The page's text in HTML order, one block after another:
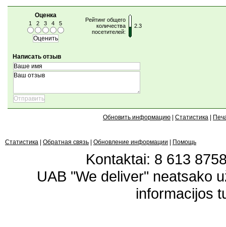
Оценка
1 2 3 4 5
Рейтинг общего
количества
посетителей:
2.3
Написать отзыв
Обновить информацию Статистика
Статистика Обратная связь Обновление информации Помощь
Kontaktai: 8 613
UAB "We deliver" neatsako
informacijos